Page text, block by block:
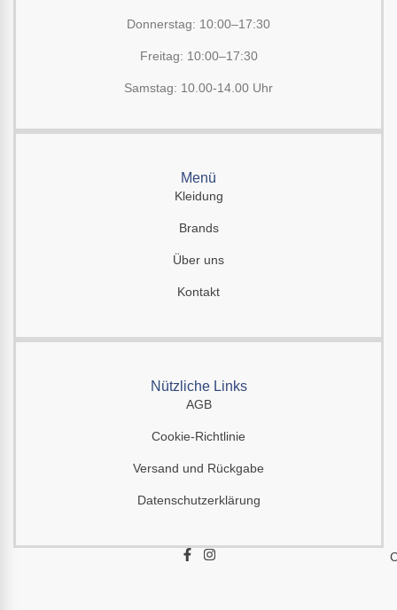
Donnerstag: 10:00–17:30
Freitag: 10:00–17:30
Samstag: 10.00-14.00 Uhr
Menü
Kleidung
Brands
Über uns
Kontakt
Nützliche Links
AGB
Cookie-Richtlinie
Versand und Rückgabe
Datenschutzerklärung
F
I